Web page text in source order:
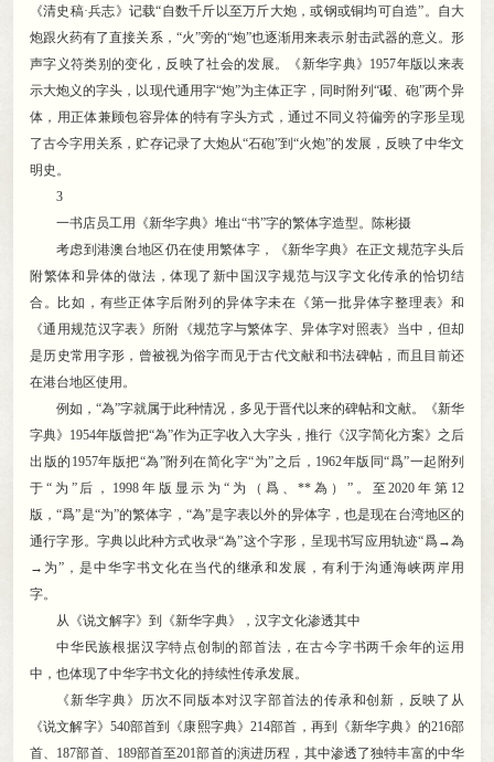
《清史稿·兵志》记载“自数千斤以至万斤大炮，或钢或铜均可自造”。 自大
炮跟火药有了直接关系，“火”旁的“炮”也逐渐用来表示射击武器的意义 。形
声字义符类别的变化，反映了社会的发展。
《新华字典》1957年版以来表
示大炮义的字头，以现代通用字“炮”为主体正字 ， 同时附列“礟、砲”两个异
体，用正体兼顾包容异体的特有字头方式 ，通过不同义符偏旁的字形呈现
了古今字用关系，贮存记录了大炮从“石砲”到“火炮”的发展 ， 反映了中华文
明史。
3
一书店员工用《新华字典》堆出“书”字的繁体字造型。 陈彬摄
考虑到港澳台地区仍在使用繁体字 ，
《新华字典》在正文规范字头后
附繁体和异体的做法，体现了新中国汉字规范与汉字文化传承的恰切结
合 。
比如，有些正体字后附列的异体字未在《第一批异体字整理表》和
《通用规范汉字表》所附《规范字与繁体字、异体字对照表》当中 ， 但却
是历史常用字形，曾被视为俗字而见于古代文献和书法碑帖 ， 而且目前还
在港台地区使用。
例如 ， “為”字就属于此种情况，多见于晋代以来的碑帖和文献。
《新华
字典》1954年版曾把“為”作为正字收入大字头，推行《汉字简化方案》之后
出版的1957年版把“為”附列在简化字“为”之后 ， 1962年版同“爲”一起附列
于“为”后，1998年版显示为“为（爲、**為）”。 至2020年第12
版，“爲”是“为”的繁体字 ， “為”是字表以外的异体字，也是现在台湾地区的
通行字形。字典以此种方式收录“為”这个字形，呈现书写应用轨迹“爲→為
→为”， 是中华字书文化在当代的继承和发展，有利于沟通海峡两岸用
字。
从《说文解字》到《新华字典》
， 汉字文化渗透其中
中华民族根据汉字特点创制的部首法 ，在古今字书两千余年的运用
中，也体现了中华字书文化的持续性传承发展。
《新华字典》历次不同版本对汉字部首法的传承和创新 ， 反映了从
《说文解字》540部首到《康熙字典》214部首，再到《新华字典》的216部
首、187部首、189部首至201部首的演进历程 ， 其中渗透了独特丰富的中华